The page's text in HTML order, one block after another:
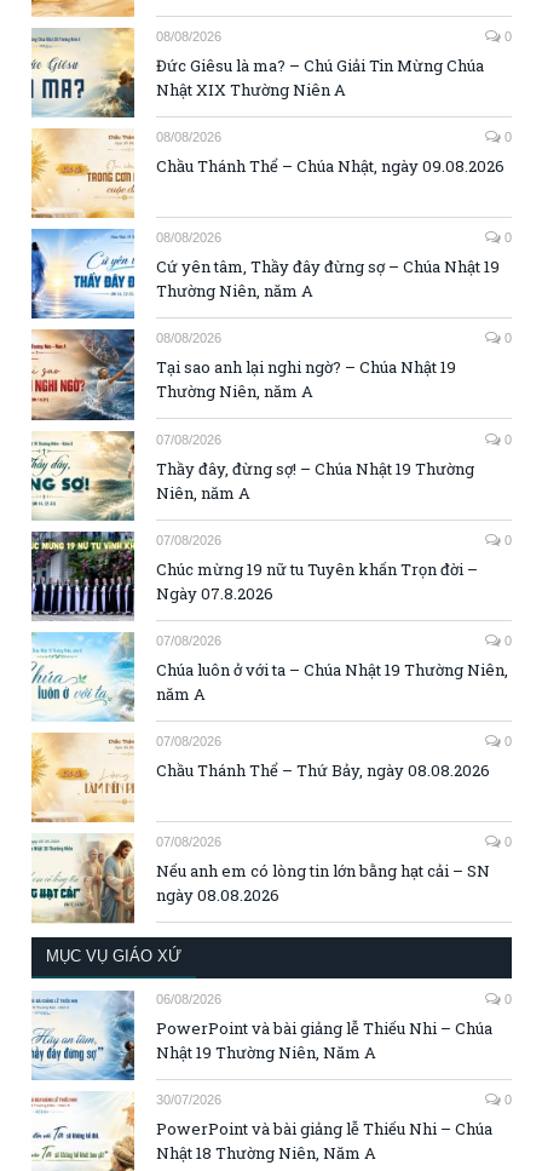
08/08/2026 0
Đức Giêsu là ma? – Chú Giải Tin Mừng Chúa
Nhật XIX Thường Niên A
08/08/2026 0
Chầu Thánh Thể – Chúa Nhật, ngày 09.08.2026
08/08/2026 0
Cứ yên tâm, Thầy đây đừng sợ – Chúa Nhật 19
Thường Niên, năm A
08/08/2026 0
Tại sao anh lại nghi ngờ? – Chúa Nhật 19
Thường Niên, năm A
07/08/2026 0
Thầy đây, đừng sợ! – Chúa Nhật 19 Thường
Niên, năm A
07/08/2026 0
Chúc mừng 19 nữ tu Tuyên khấn Trọn đời –
Ngày 07.8.2026
07/08/2026 0
Chúa luôn ở với ta – Chúa Nhật 19 Thường Niên,
năm A
07/08/2026 0
Chầu Thánh Thể – Thứ Bảy, ngày 08.08.2026
07/08/2026 0
Nếu anh em có lòng tin lớn bằng hạt cải – SN
ngày 08.08.2026
MỤC VỤ GIÁO XỨ
06/08/2026 0
PowerPoint và bài giảng lễ Thiếu Nhi – Chúa
Nhật 19 Thường Niên, Năm A
30/07/2026 0
PowerPoint và bài giảng lễ Thiếu Nhi – Chúa
Nhật 18 Thường Niên, Năm A